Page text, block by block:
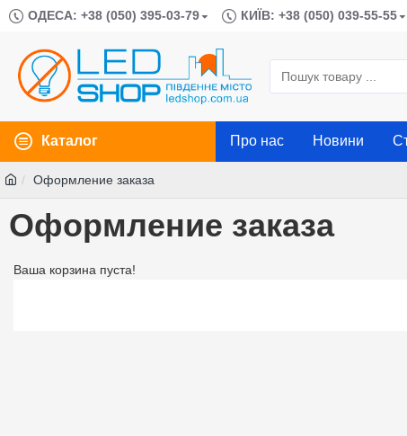
ОДЕСА: +38 (050) 395-03-79 КИЇВ: +38 (050) 039-55-55
Каталог Про нас Новини
Оформление заказа
Оформление заказа
Ваша корзина пуста!